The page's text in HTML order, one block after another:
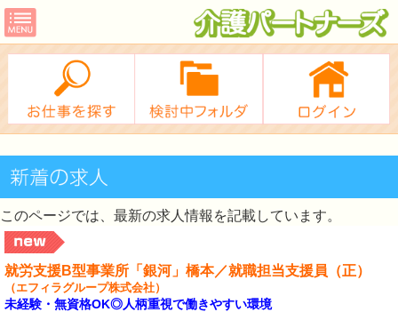
このページでは、最新の求人情報を記載しています。
就労支援B型事業所「銀河」橋本／就職担当支援員（正）
（エフィラグループ株式会社）
未経験・無資格OK◎人柄重視で働きやすい環境